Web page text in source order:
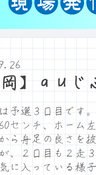
岡】ａｕじ
予選３日目です
センチ、ホーム
ら舟足の良さを
、２日目も２走
に入っている様